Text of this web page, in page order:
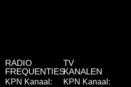
RADIO
FREQUENTIES
KPN Kanaal:
TV
KANALEN
KPN Kanaal: